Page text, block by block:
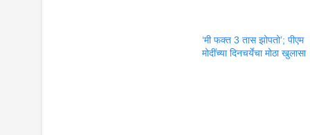
‘मी फक्त 3 तास झोपतो’; पीएम
मोदींच्या दिनचर्येचा मोठा खुलासा